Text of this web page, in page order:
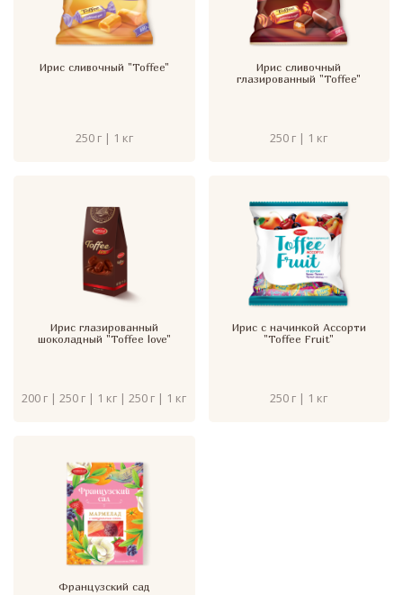
Ирис сливочный "Toffee"
250 г | 1 кг
Ирис сливочный
глазированный "Toffee"
250 г | 1 кг
Ирис глазированный
шоколадный "Toffee love"
200 г | 250 г | 1 кг | 250 г | 1 кг
Ирис с начинкой Ассорти
"Toffee Fruit"
250 г | 1 кг
Французский сад